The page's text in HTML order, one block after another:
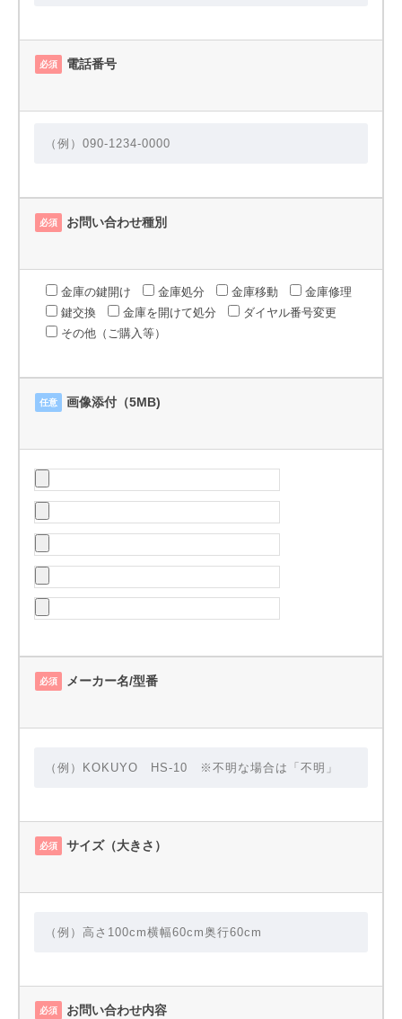
必須 電話番号
必須 お問い合わせ種別
金庫の鍵開け 金庫処分 金庫移動
金庫修理
鍵交換
金庫を開けて処分
ダイヤル番号変更
その他（ご購入等）
任意 画像添付（5MB)
必須 メーカー名/型番
必須 サイズ（大きさ）
必須 お問い合わせ内容